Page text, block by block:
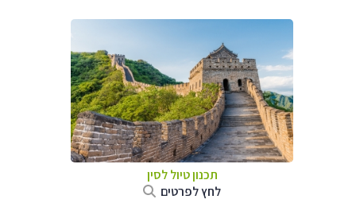
תכנון טיוללסין
לחץ לפרטים